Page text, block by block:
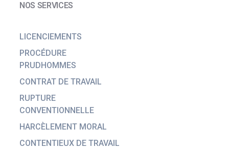
NOS SERVICES
LICENCIEMENTS
PROCÉDURE
PRUDHOMMES
CONTRAT DE TRAVAIL
RUPTURE
CONVENTIONNELLE
HARCÈLEMENT MORAL
CONTENTIEUX DE TRAVAIL